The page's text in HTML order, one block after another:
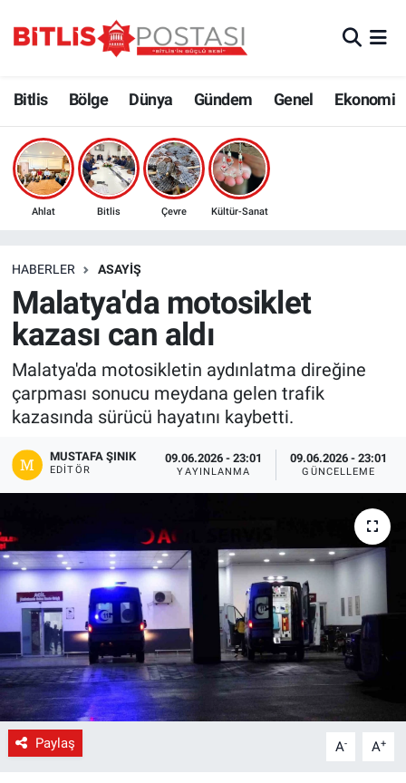
Bitlis Bölge Dünya Gündem Genel Ekonomi
Ahlat Bitlis Çevre Kültür-Sanat
HABERLER ASAYIŞ
Malatya'da motosiklet
kazası can aldı
Malatya'da motosikletin aydınlatma direğine
çarpması sonucu meydana gelen trafik
kazasında sürücü hayatını kaybetti.
MUSTAFA ŞINIK
EDITÖR
09.06.2026 - 23:01
YAYINLANMA
09.06.2026 - 23:01
GÜNCELLEME
Paylaş A- A+
Bölge
Çevre
Eğitim
Ekonomi
Genel
Politika
Resmi İlanlar
Sağlık
Siyaset
Spor
Bitlis Trafik Yoğunluk Haritası
Süper Lig Puan Durumu ve Fikstür
Son Dakika Haberleri
Haber Arşivi